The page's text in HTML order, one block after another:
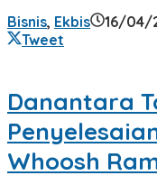
Bisnis, Ekbis 16/04/
Tweet
Danantara
Whoosh